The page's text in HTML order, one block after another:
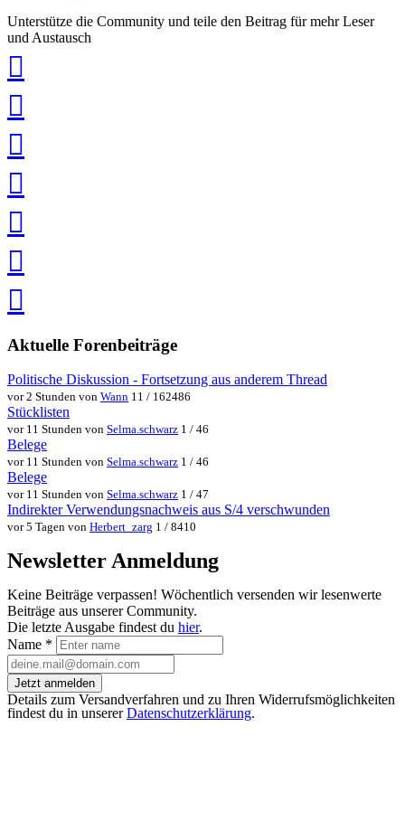
Unterstütze die Community und teile den Beitrag für mehr Leser
und Austausch
teilen
teilen
teilen
teilen
speichern
via
teilenteilen
Aktuelle Forenbeiträge
Politische Diskussion - Fortsetzung aus anderem Thread
vor 2 Stunden von Wann 11 / 162486
Stücklisten
vor 11 Stunden von Selma.schwarz 1 / 46
Belege
vor 11 Stunden von Selma.schwarz 1 / 46
Belege
vor 11 Stunden von Selma.schwarz 1 / 47
Indirekter Verwendungsnachweis aus S/4 verschwunden
vor 5 Tagen von Herbert_zarg 1 / 8410
Newsletter Anmeldung
Keine Beiträge verpassen! Wöchentlich versenden wir lesenwerte
Beiträge aus unserer Community.
Die letzte Ausgabe findest du hier.
Name *
Jetzt anmelden
Details zum Versandverfahren und zu Ihren Widerrufsmöglichkeiten
findest du in unsererDatenschutzerklärung.